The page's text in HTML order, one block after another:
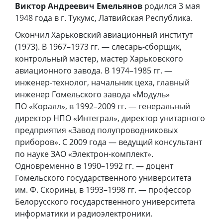
Виктор Андреевич Емельянов родился 3 мая
1948 года в г. Тукумс, Латвийская Республика.
Окончил Харьковский авиационный институт
(1973). В 1967–1973 гг. — слесарь-сборщик,
контрольный мастер, мастер Харьковского
авиационного завода. В 1974–1985 гг. —
инженер-технолог, начальник цеха, главный
инженер Гомельского завода «Модуль»
ПО «Коралл», в 1992–2009 гг. — генеральный
директор НПО «Интеграл», директор унитарного
предприятия «Завод полупроводниковых
приборов». С 2009 года — ведущий консультант
по науке ЗАО «Электрон-комплект».
Одновременно в 1990–1992 гг. — доцент
Гомельского государственного университета
им. Ф. Скорины, в 1993–1998 гг. — профессор
Белорусского государственного университета
информатики и радиоэлектроники.